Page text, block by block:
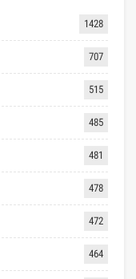
1428
707
515
485
481
478
472
464